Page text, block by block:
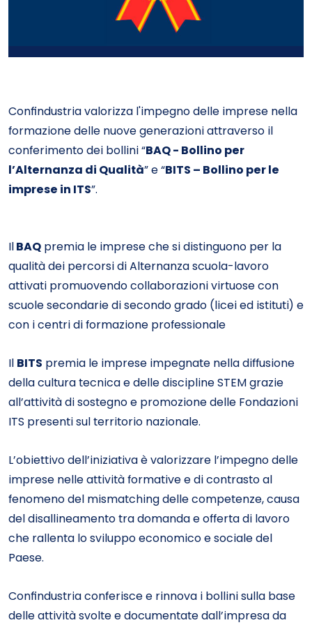
Confindustria valorizza l'impegno delle imprese nella
formazione delle nuove generazioni attraverso il
conferimento dei bollini “BAQ - Bollino per
l’Alternanza di Qualità” e “BITS – Bollino per le
imprese in ITS”.
IlBAQ premia le imprese che si distinguono per la
qualità dei percorsi di Alternanza scuola-lavoro
attivati promuovendo collaborazioni virtuose con
scuole secondarie di secondo grado (licei ed istituti) e
con i centri di formazione professionale
Il BITS premia le imprese impegnate nella diffusione
della cultura tecnica e delle discipline STEM grazie
all’attività di sostegno e promozione delle Fondazioni
ITS presenti sul territorio nazionale.
L’obiettivo dell’iniziativa è valorizzare l’impegno delle
imprese nelle attività formative e di contrasto al
fenomeno del mismatching delle competenze, causa
del disallineamento tra domanda e offerta di lavoro
che rallenta lo sviluppo economico e sociale del
Paese.
Confindustria conferisce e rinnova i bollini sulla base
delle attività svolte e documentate dall’impresa da